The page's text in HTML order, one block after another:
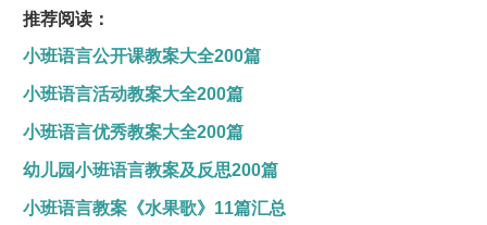
推荐阅读：
小班语言公开课教案大全200篇
小班语言活动教案大全200篇
小班语言优秀教案大全200篇
幼儿园小班语言教案及反思200篇
小班语言教案《水果歌》11篇汇总